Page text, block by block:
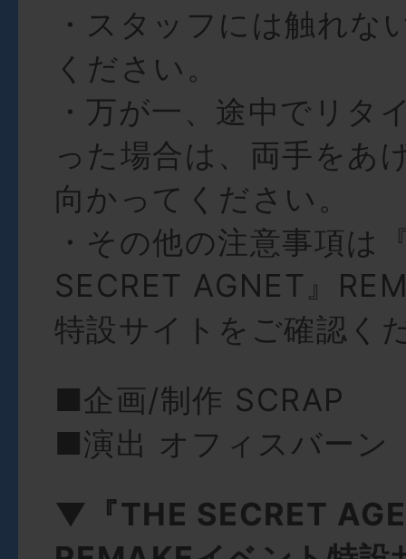
・スタッフには触れな
ください。
・万が一、途中でリタ
った場合は、両手をあ
向かってください。
・その他の注意事項は
SECRET AGNET』
特設サイトをご確認く
■企画/制作 SCRAP
■演出 オフィスバーン
▼『THE SECRET